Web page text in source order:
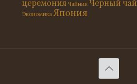
церемония Чайник Черный чай
Экономика Япония